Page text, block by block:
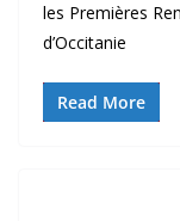
les Premières
d’Occitanie
Read More